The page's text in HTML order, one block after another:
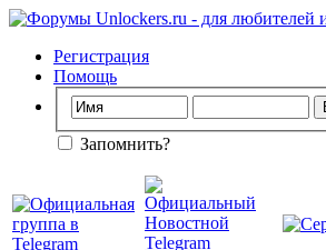
Регистрация
Помощь
Запомнить?